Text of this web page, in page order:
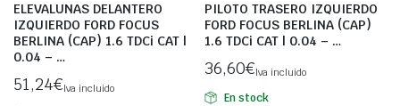
ELEVALUNAS DELANTERO
IZQUIERDO FORD FOCUS
BERLINA (CAP) 1.6 TDCi CAT |
0.04 – …
51,24€Iva incluido
PILOTO TRASERO IZQUIERDO
FORD FOCUS BERLINA (CAP)
1.6 TDCi CAT | 0.04 – …
36,60€Iva incluido
En stock